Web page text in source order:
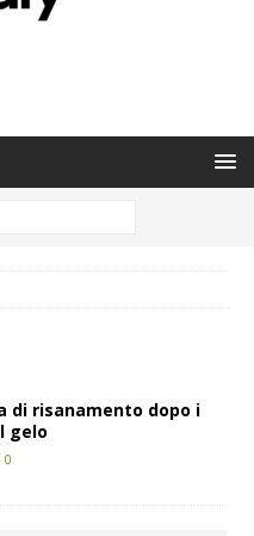
di risanamento dopo i
gelo
0